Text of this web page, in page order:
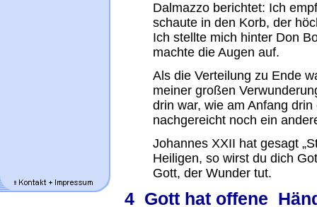
Dalmazzo berichtet: Ich
schaute in den Korb, der
Ich stellte mich hinter Don
machte die Augen auf.
Als die Verteilung zu Ende
meiner großen
drin war, wie am Anfang
nachgereicht noch ein
Johannes XXII hat gesagt
Heiligen, so wirst du dich
Gott, der Wunder tut.
4 Gott hat offene